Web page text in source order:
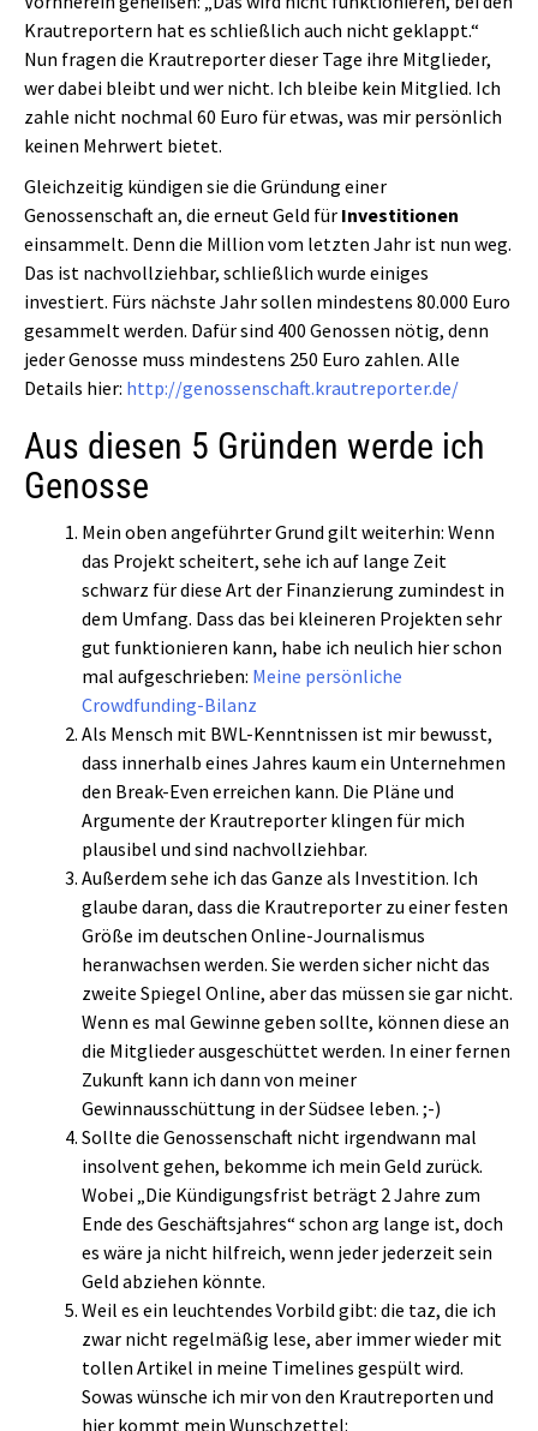
Krautreportern hat es schließlich auch nicht geklappt.“
Nun fragen die Krautreporter dieser Tage ihre Mitglieder,
wer dabei bleibt und wer nicht. Ich bleibe kein Mitglied. Ich
zahle nicht nochmal 60 Euro für etwas, was mir persönlich
keinen Mehrwert bietet.
Gleichzeitig kündigen sie die Gründung einer
Genossenschaft an, die erneut Geld für Investitionen
einsammelt. Denn die Million vom letzten Jahr ist nun weg.
Das ist nachvollziehbar, schließlich wurde einiges
investiert. Fürs nächste Jahr sollen mindestens 80.000 Euro
gesammelt werden. Dafür sind 400 Genossen nötig, denn
jeder Genosse muss mindestens 250 Euro zahlen. Alle
Details hier: http://genossenschaft.krautreporter.de/
Aus diesen 5 Gründen werde ich
Genosse
Mein oben angeführter Grund gilt weiterhin: Wenn
das Projekt scheitert, sehe ich auf lange Zeit
schwarz für diese Art der Finanzierung zumindest in
dem Umfang. Dass das bei kleineren Projekten sehr
gut funktionieren kann, habe ich neulich hier schon
mal aufgeschrieben: Meine persönliche
Crowdfunding-Bilanz
Als Mensch mit BWL-Kenntnissen ist mir bewusst,
dass innerhalb eines Jahres kaum ein Unternehmen
den Break-Even erreichen kann. Die Pläne und
Argumente der Krautreporter klingen für mich
plausibel und sind nachvollziehbar.
Außerdem sehe ich das Ganze als Investition. Ich
glaube daran, dass die Krautreporter zu einer festen
Größe im deutschen Online-Journalismus
heranwachsen werden. Sie werden sicher nicht das
zweite Spiegel Online, aber das müssen sie gar nicht.
Wenn es mal Gewinne geben sollte, können diese an
die Mitglieder ausgeschüttet werden. In einer fernen
Zukunft kann ich dann von meiner
Gewinnausschüttung in der Südsee leben. ;-)
Sollte die Genossenschaft nicht irgendwann mal
insolvent gehen, bekomme ich mein Geld zurück.
Wobei „Die Kündigungsfrist beträgt 2 Jahre zum
Ende des Geschäftsjahres“ schon arg lange ist, doch
es wäre ja nicht hilfreich, wenn jeder jederzeit sein
Geld abziehen könnte.
Weil es ein leuchtendes Vorbild gibt: die taz, die ich
zwar nicht regelmäßig lese, aber immer wieder mit
tollen Artikel in meine Timelines gespült wird.
Sowas wünsche ich mir von den Krautreporten und
hier kommt mein Wunschzettel: